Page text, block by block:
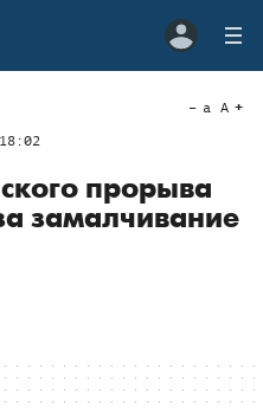
a A
прорыва
замалчивание